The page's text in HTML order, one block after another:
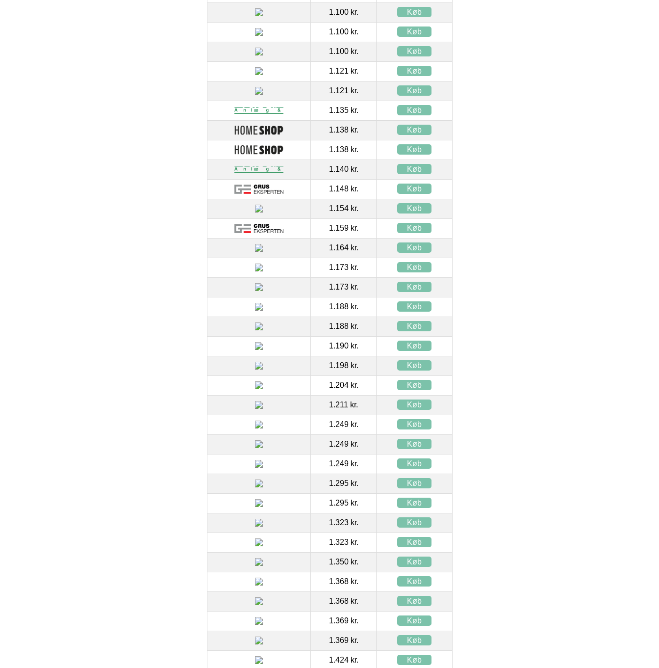
1.100 kr. Køb
1.100 kr. Køb
1.100 kr. Køb
1.121 kr. Køb
1.121 kr. Køb
1.135 kr. Køb
1.138 kr. Køb
1.138 kr. Køb
1.140 kr. Køb
1.148 kr. Køb
1.154 kr. Køb
1.159 kr. Køb
1.164 kr. Køb
1.173 kr. Køb
1.173 kr. Køb
1.188 kr. Køb
1.188 kr. Køb
1.190 kr. Køb
1.198 kr. Køb
1.204 kr. Køb
1.211 kr. Køb
1.249 kr. Køb
1.249 kr. Køb
1.249 kr. Køb
1.295 kr. Køb
1.295 kr. Køb
1.323 kr. Køb
1.323 kr. Køb
1.350 kr. Køb
1.368 kr. Køb
1.368 kr. Køb
1.369 kr. Køb
1.369 kr. Køb
1.424 kr. Køb